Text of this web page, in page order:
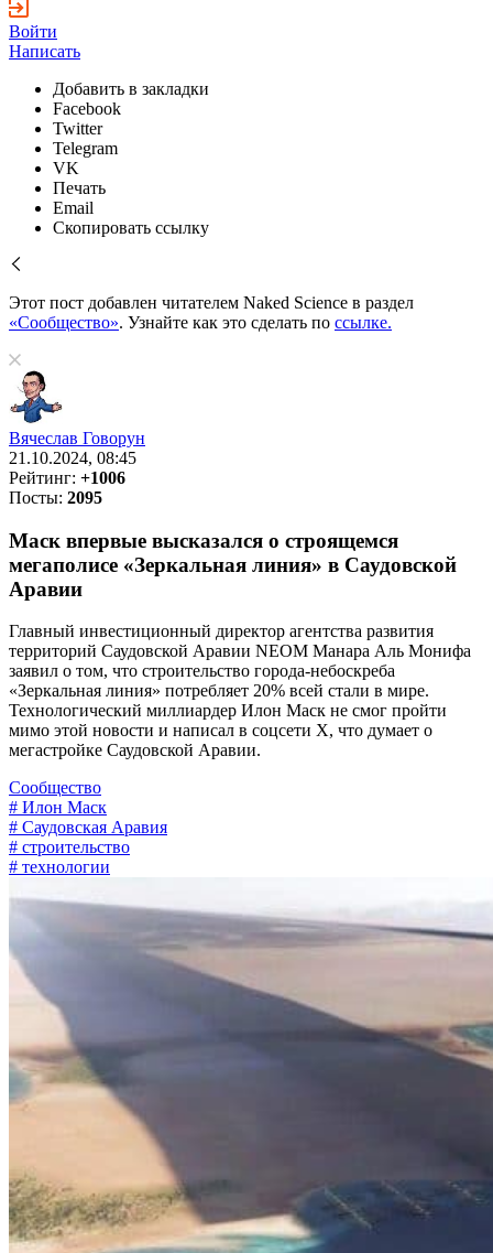
Войти
Написать
Добавить в закладки
Facebook
Twitter
Telegram
VK
Печать
Email
Скопировать ссылку
Этот пост добавлен читателем Naked Science в раздел
«Сообщество». Узнайте как это сделать по ссылке.
Вячеслав Говорун
21.10.2024, 08:45
Рейтинг: +1006
Посты: 2095
Маск впервые высказался о строящемся
мегаполисе «Зеркальная линия» в Саудовской
Аравии
Главный инвестиционный директор агентства развития
территорий Саудовской Аравии NEOM Манара Аль Монифа
заявил о том, что строительство города-небоскреба
«Зеркальная линия» потребляет 20% всей стали в мире.
Технологический миллиардер Илон Маск не смог пройти
мимо этой новости и написал в соцсети Х, что думает о
мегастройке Саудовской Аравии.
Сообщество
# Илон Маск
# Саудовская Аравия
# строительство
# технологии